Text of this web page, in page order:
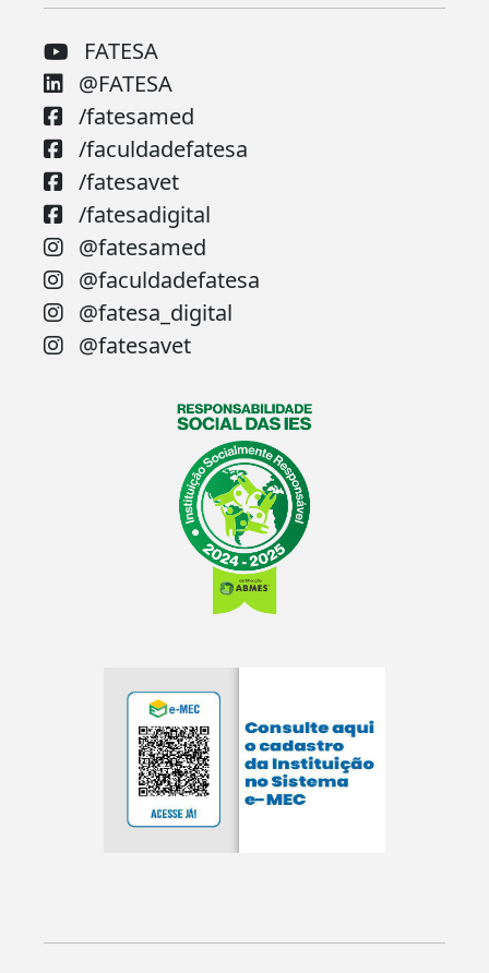
FATESA
@FATESA
/fatesamed
/faculdadefatesa
/fatesavet
/fatesadigital
@fatesamed
@faculdadefatesa
@fatesa_digital
@fatesavet